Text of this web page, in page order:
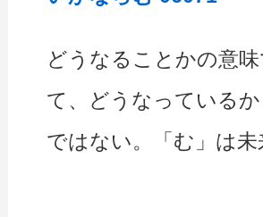
どうなることかの意
て、どうなっている
ではない。「む」は未